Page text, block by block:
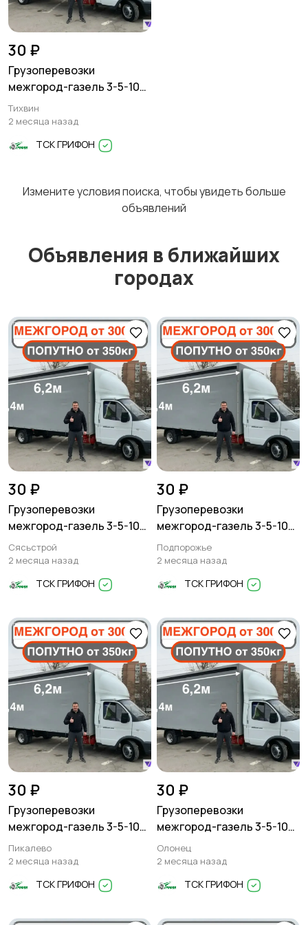
Уборка
Обучение Красота и здоровье
Деловые услуги
Писатели Сценаристы
Организация
праздников
Фото- и видеосъемка
Изготовление на
заказ
Продукты питания
Уход за животными Юридические услуги
Другое
30 ₽
Грузоперевозки
межгород-газель 3-5-10
тонн
Тихвин
2 месяца назад
ТСК ГРИФОН
Измените условия поиска, чтобы увидеть больше
объявлений
Объявления в ближайших
городах
30 ₽
Грузоперевозки
межгород-газель 3-5-10
тонн
Сясьстрой
2 месяца назад
ТСК ГРИФОН
30 ₽
Грузоперевозки
межгород-газель 3-5-10
тонн
Подпорожье
2 месяца назад
ТСК ГРИФОН
30 ₽
Грузоперевозки
межгород-газель 3-5-10
тонн
Пикалево
2 месяца назад
ТСК ГРИФОН
30 ₽
Грузоперевозки
межгород-газель 3-5-10
тонн
Олонец
2 месяца назад
ТСК ГРИФОН